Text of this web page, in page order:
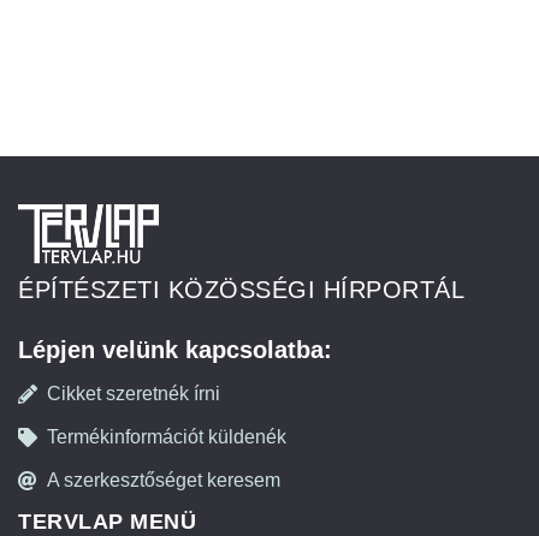
ÉPÍTÉSZETI KÖZÖSSÉGI HÍRPORTÁL
Lépjen velünk kapcsolatba:
Cikket szeretnék írni
Termékinformációt küldenék
A szerkesztőséget keresem
TERVLAP MENÜ